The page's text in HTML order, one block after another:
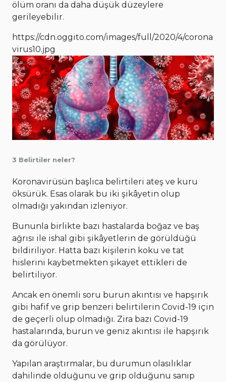
ölüm oranı da daha düşük düzeylere
gerileyebilir.
https://cdn.oggito.com/images/full/2020/4/corona
virus10.jpg
3 Belirtiler neler?
Koronavirüsün başlıca belirtileri ateş ve kuru
öksürük. Esas olarak bu iki şikâyetin olup
olmadığı yakından izleniyor.
Bununla birlikte bazı hastalarda boğaz ve baş
ağrısı ile ishal gibi şikâyetlerin de görüldüğü
bildiriliyor. Hatta bazı kişilerin koku ve tat
hislerini kaybetmekten şikayet ettikleri de
belirtiliyor.
Ancak en önemli soru burun akıntısı ve hapşırık
gibi hafif ve grip benzeri belirtilerin Covid-19 için
de geçerli olup olmadığı. Zira bazı Covid-19
hastalarında, burun ve geniz akıntısı ile hapşırık
da görülüyor.
Yapılan araştırmalar, bu durumun olasılıklar
dahilinde olduğunu ve grip olduğunu sanıp